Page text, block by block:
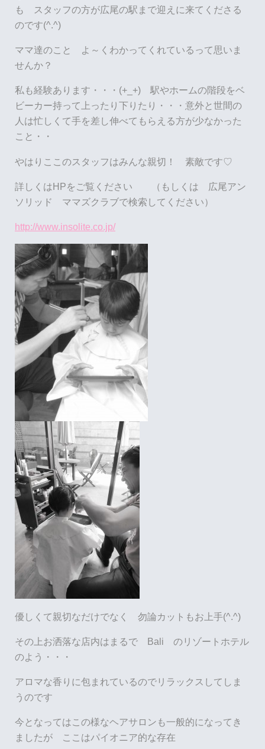
も スタッフの方が広尾の駅まで迎えに来てくださる
のです(^.^)
ママ達のこと よ～くわかってくれているって思いま
せんか？
私も経験あります・・・(+_+) 駅やホームの階段をベ
ビーカー持って上ったり下りたり・・・意外と世間の
人は忙しくて手を差し伸べてもらえる方が少なかった
こと・・
やはりここのスタッフはみんな親切！ 素敵です♡
詳しくはHPをご覧ください （もしくは 広尾アン
ソリッド ママズクラブで検索してください）
http://www.insolite.co.jp/
優しくて親切なだけでなく 勿論カットもお上手(^.^)
その上お洒落な店内はまるで Bali のリゾートホテル
のよう・・・
アロマな香りに包まれているのでリラックスしてしま
うのです
今となってはこの様なヘアサロンも一般的になってき
ましたが ここはパイオニア的な存在